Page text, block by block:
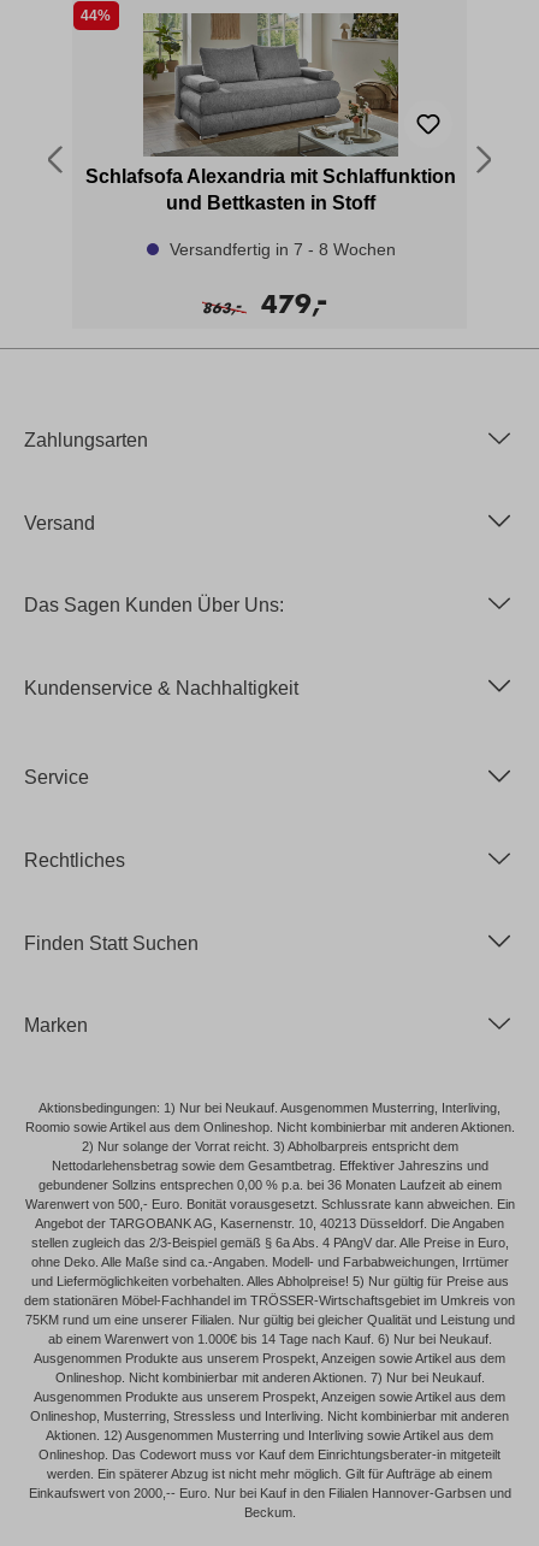
44%
Schlafsofa Alexandria mit Schlaffunktion
und Bettkasten in Stoff
Versandfertig in 7 - 8 Wochen
863,
- 479,
-
Zahlungsarten
Versand
Das Sagen Kunden Über Uns:
Kundenservice & Nachhaltigkeit
Service
Rechtliches
Finden Statt Suchen
Marken
Aktionsbedingungen: 1) Nur bei Neukauf. Ausgenommen Musterring, Interliving,
Roomio sowie Artikel aus dem Onlineshop. Nicht kombinierbar mit anderen Aktionen.
2) Nur solange der Vorrat reicht. 3) Abholbarpreis entspricht dem
Nettodarlehensbetrag sowie dem Gesamtbetrag. Effektiver Jahreszins und
gebundener Sollzins entsprechen 0,00 % p.a. bei 36 Monaten Laufzeit ab einem
Warenwert von 500,- Euro. Bonität vorausgesetzt. Schlussrate kann abweichen. Ein
Angebot der TARGOBANK AG, Kasernenstr. 10, 40213 Düsseldorf. Die Angaben
stellen zugleich das 2/3-Beispiel gemäß § 6a Abs. 4 PAngV dar. Alle Preise in Euro,
ohne Deko. Alle Maße sind ca.-Angaben. Modell- und Farbabweichungen, Irrtümer
und Liefermöglichkeiten vorbehalten. Alles Abholpreise! 5) Nur gültig für Preise aus
dem stationären Möbel-Fachhandel im TRÖSSER-Wirtschaftsgebiet im Umkreis von
75KM rund um eine unserer Filialen. Nur gültig bei gleicher Qualität und Leistung und
ab einem Warenwert von 1.000€ bis 14 Tage nach Kauf. 6) Nur bei Neukauf.
Ausgenommen Produkte aus unserem Prospekt, Anzeigen sowie Artikel aus dem
Onlineshop. Nicht kombinierbar mit anderen Aktionen. 7) Nur bei Neukauf.
Ausgenommen Produkte aus unserem Prospekt, Anzeigen sowie Artikel aus dem
Onlineshop, Musterring, Stressless und Interliving. Nicht kombinierbar mit anderen
Aktionen. 12) Ausgenommen Musterring und Interliving sowie Artikel aus dem
Onlineshop. Das Codewort muss vor Kauf dem Einrichtungsberater-in mitgeteilt
werden. Ein späterer Abzug ist nicht mehr möglich. Gilt für Aufträge ab einem
Einkaufswert von 2000,-- Euro. Nur bei Kauf in den Filialen Hannover-Garbsen und
Beckum.